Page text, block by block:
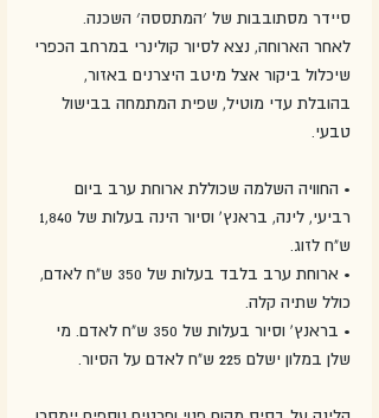
סיידר מסתובבות של ׳המתססה׳ השכנה.
לאחר הארוחה, נצא לסיור קולינרי במרחב הכפרי
שיכלול ביקור אצל מיטב היצרנים באזור,
בהובלת עדי מוטיל, שפית המתמחה בבישול
טבעי.
• החוויה השלמה שכוללת ארוחת ערב ביום
ש"ח לזוג.
• ארוחת ערב בלבד בעלות של 350 ש"ח לאדם,
כולל שתיה קלה.
• בראנץ' וסיור בעלות של 350 ש"ח לאדם. מי
שלן במלון ישלם 225 ש"ח לאדם על הסיור.